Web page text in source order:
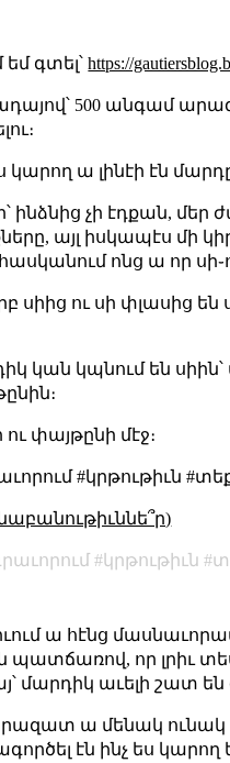
եմ գտել՝https://
500 անգամ
կարող ա լինէի էն
ինձնից չի էդքան,
այլ իսկապէս մի
ոնց ա որ
սիից ու սի փլասից են
կան կպնում են
ու փայթընի մէջ։
#կրթութիւն
կրթութիւն
ա հէնց
որ լրիւ
մարդիկ աւելի շատ
ա մենակ ունակ
էն ինչ ես կարող